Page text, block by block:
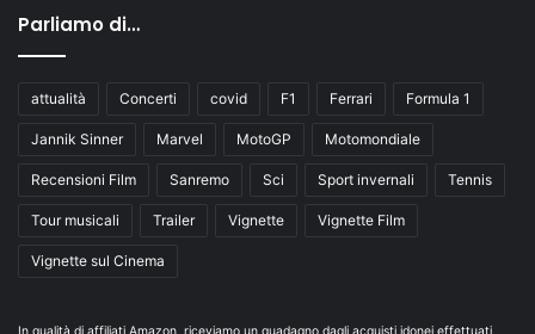
Parliamo di…
attualità Concerti covid F1 Ferrari Formula 1
Jannik Sinner Marvel MotoGP Motomondiale
Recensioni Film Sanremo Sci Sport invernali Tennis
Tour musicali Trailer Vignette Vignette Film
Vignette sul Cinema